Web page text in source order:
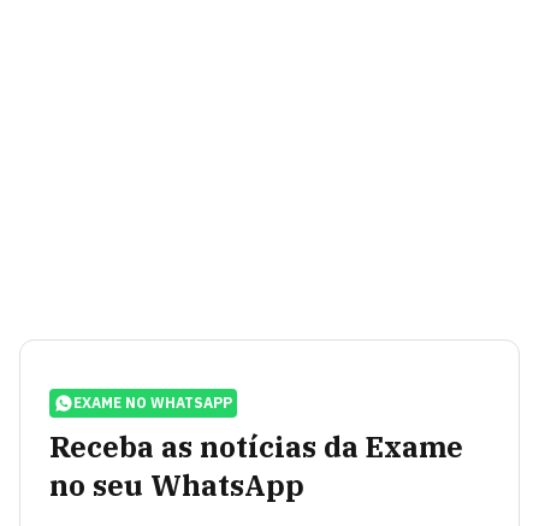
EXAME NO WHATSAPP
Receba as notícias da Exame
no seu WhatsApp